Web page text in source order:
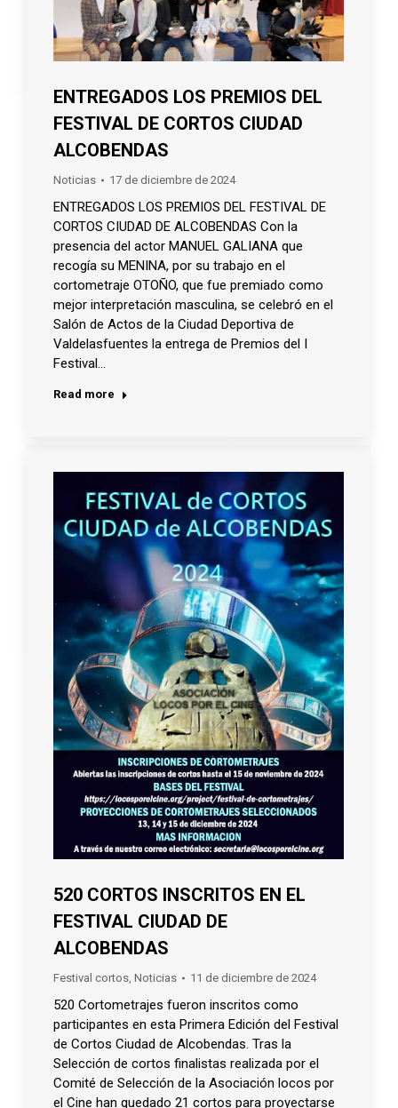
ENTREGADOS LOS PREMIOS DEL
FESTIVAL DE CORTOS CIUDAD
ALCOBENDAS
Noticias 17 de diciembre de 2024
ENTREGADOS LOS PREMIOS DEL FESTIVAL DE
CORTOS CIUDAD DE ALCOBENDAS Con la
presencia del actor MANUEL GALIANA que
recogía su MENINA, por su trabajo en el
cortometraje OTOÑO, que fue premiado como
mejor interpretación masculina, se celebró en el
Salón de Actos de la Ciudad Deportiva de
Valdelasfuentes la entrega de Premios del I
Festival…
Read more
520 CORTOS INSCRITOS EN EL
FESTIVAL CIUDAD DE
ALCOBENDAS
Festival cortos, Noticias 11 de diciembre de 2024
520 Cortometrajes fueron inscritos como
participantes en esta Primera Edición del Festival
de Cortos Ciudad de Alcobendas. Tras la
Selección de cortos finalistas realizada por el
Comité de Selección de la Asociación locos por
el Cine han quedado 21 cortos para proyectarse